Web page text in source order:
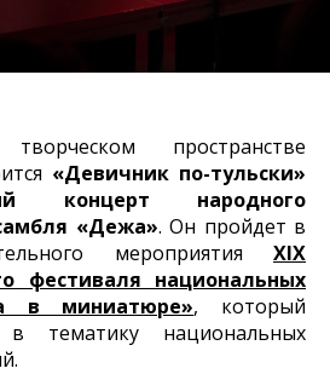
пространстве
«Девичник по-тульски»
концерт народного
«Дежа». Он пройдет в
мероприятия XIX
фестиваля национальных
в миниатюре», который
в тематику национальных